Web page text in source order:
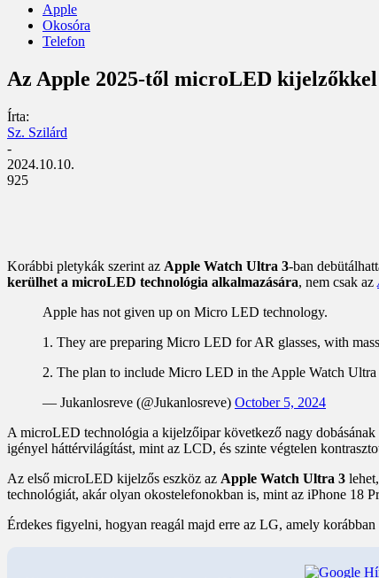
Apple
Okosóra
Telefon
Az Apple 2025-től microLED
Írta:
Sz. Szilárd
-
2024.10.10.
925
Korábbi pletykák szerint az Apple Watch Ultra 3-ban
kerülhet a microLED technológia alkalmazására, nem csak az
Apple has not given up on Micro LED technology.
1. They are preparing Micro LED for AR glasses, with
2. The plan to include Micro LED in the Apple Watch
— Jukanlosreve (@Jukanlosreve) October 5, 2024
A microLED technológia a kijelzőipar következő nagy
igényel háttérvilágítást, mint az LCD, és szinte végtelen
Az első microLED kijelzős eszköz az Apple Watch Ultra 3
technológiát, akár olyan okostelefonokban is, mint az iPhone 18
Érdekes figyelni, hogyan reagál majd erre az LG, amely